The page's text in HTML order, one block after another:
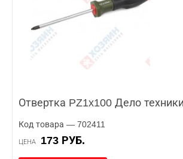
Отвертка PZ1x100 Дело
Код товара — 702411
ЦЕНА 173 РУБ.